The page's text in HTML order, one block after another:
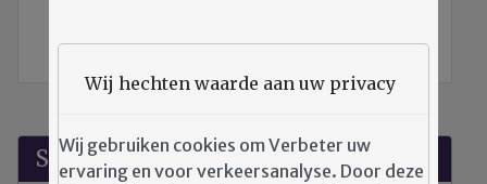
Suggesties?
Wij hechten waarde aan uw privacy
Wij gebruiken cookies om Verbeter uw
ervaring en voor verkeersanalyse. Door deze